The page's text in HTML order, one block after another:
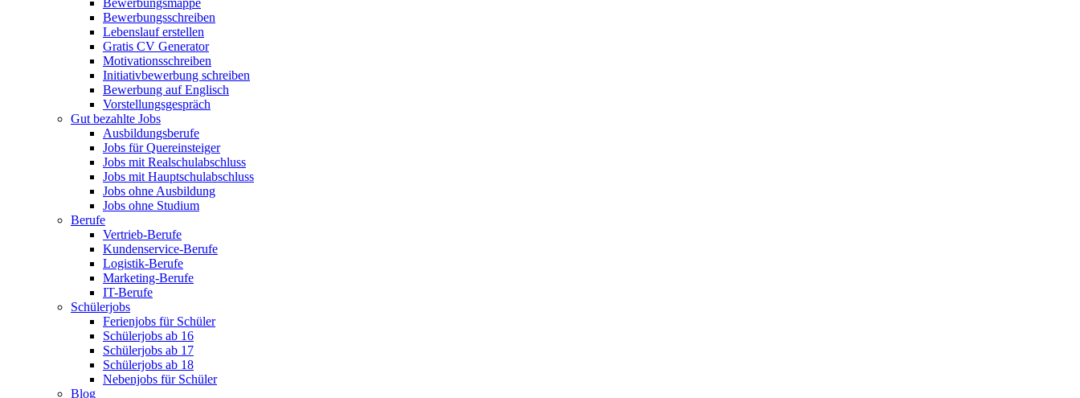
Bewerbungsmappe
Bewerbungsschreiben
Lebenslauf erstellen
Gratis CV Generator
Motivationsschreiben
Initiativbewerbung schreiben
Bewerbung auf Englisch
Vorstellungsgespräch
Gut bezahlte Jobs
Ausbildungsberufe
Jobs für Quereinsteiger
Jobs mit Realschulabschluss
Jobs mit Hauptschulabschluss
Jobs ohne Ausbildung
Jobs ohne Studium
Berufe
Vertrieb-Berufe
Kundenservice-Berufe
Logistik-Berufe
Marketing-Berufe
IT-Berufe
Schülerjobs
Ferienjobs für Schüler
Schülerjobs ab 16
Schülerjobs ab 17
Schülerjobs ab 18
Nebenjobs für Schüler
Blog